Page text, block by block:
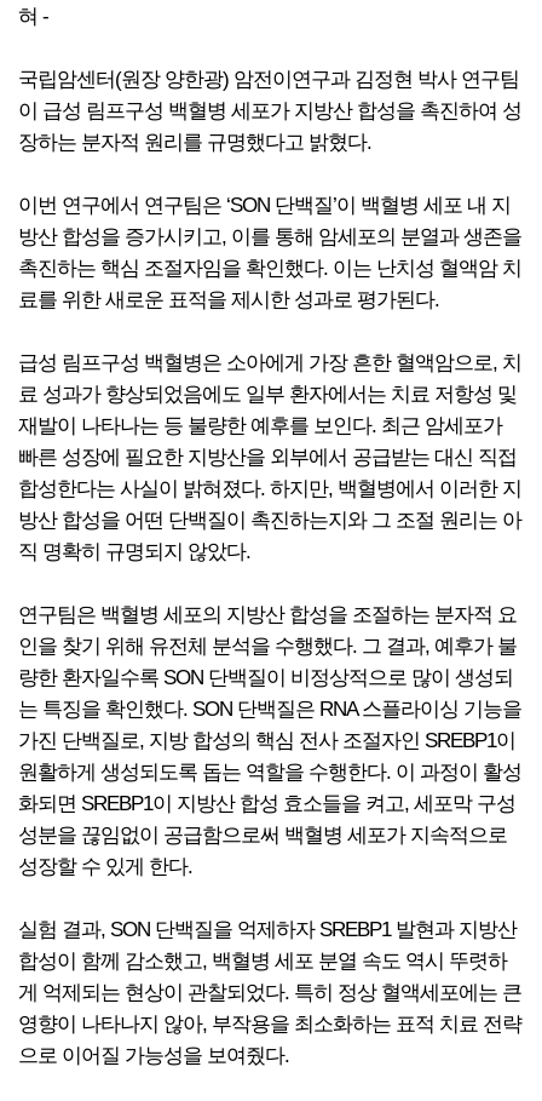
혀 -
국립암센터(원장 양한광) 암전이연구과 김정현 박사 연구팀
이 급성 림프구성 백혈병 세포가 지방산 합성을 촉진하여 성
장하는 분자적 원리를 규명했다고 밝혔다.
이번 연구에서 연구팀은 ‘SON 단백질’이 백혈병 세포 내 지
방산 합성을 증가시키고, 이를 통해 암세포의 분열과 생존을
촉진하는 핵심 조절자임을 확인했다. 이는 난치성 혈액암 치
료를 위한 새로운 표적을 제시한 성과로 평가된다.
급성 림프구성 백혈병은 소아에게 가장 흔한 혈액암으로, 치
료 성과가 향상되었음에도 일부 환자에서는 치료 저항성 및
재발이 나타나는 등 불량한 예후를 보인다. 최근 암세포가
빠른 성장에 필요한 지방산을 외부에서 공급받는 대신 직접
합성한다는 사실이 밝혀졌다. 하지만, 백혈병에서 이러한 지
방산 합성을 어떤 단백질이 촉진하는지와 그 조절 원리는 아
직 명확히 규명되지 않았다.
연구팀은 백혈병 세포의 지방산 합성을 조절하는 분자적 요
인을 찾기 위해 유전체 분석을 수행했다. 그 결과, 예후가 불
량한 환자일수록 SON 단백질이 비정상적으로 많이 생성되
는 특징을 확인했다. SON 단백질은 RNA 스플라이싱 기능을
가진 단백질로, 지방 합성의 핵심 전사 조절자인 SREBP1이
원활하게 생성되도록 돕는 역할을 수행한다. 이 과정이 활성
화되면 SREBP1이 지방산 합성 효소들을 켜고, 세포막 구성
성분을 끊임없이 공급함으로써 백혈병 세포가 지속적으로
성장할 수 있게 한다.
실험 결과, SON 단백질을 억제하자 SREBP1 발현과 지방산
합성이 함께 감소했고, 백혈병 세포 분열 속도 역시 뚜렷하
게 억제되는 현상이 관찰되었다. 특히 정상 혈액세포에는 큰
영향이 나타나지 않아, 부작용을 최소화하는 표적 치료 전략
으로 이어질 가능성을 보여줬다.